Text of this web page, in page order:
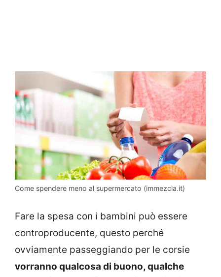
Come spendere meno al supermercato (immezcla.it)
Fare la spesa con i bambini può essere
controproducente, questo perché
ovviamente passeggiando per le corsie
vorranno qualcosa di buono, qualche